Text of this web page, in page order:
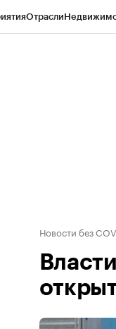
Отрасли
Новости без